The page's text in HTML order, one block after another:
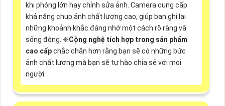
khi phóng lớn hay chỉnh sửa ảnh. Camera cung cấp
khả năng chụp ảnh chất lượng cao, giúp bạn ghi lại
những khoảnh khắc đáng nhớ một cách rõ ràng và
sống động. ❈Cộng nghệ tích hợp trong sản phẩm
cao cấpchắc chắn hơn rằng bạn sẽ có những bức
ảnh chất lượng mà bạn sẽ tự hào chia sẻ với mọi
người.